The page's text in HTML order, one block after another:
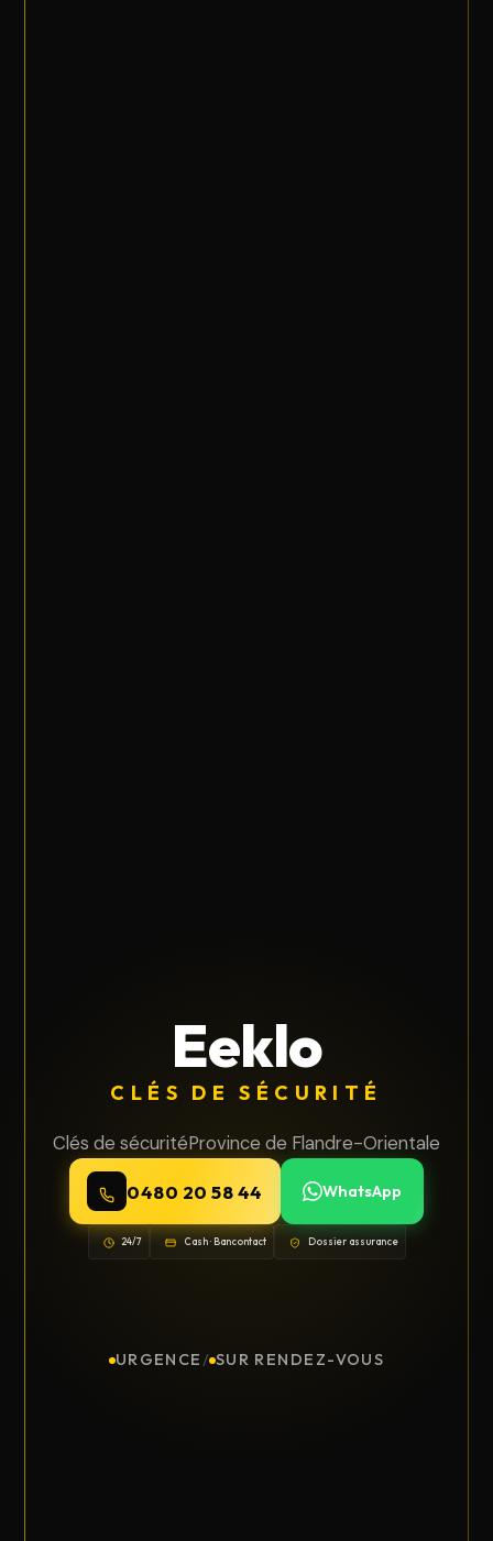
Eeklo
CLÉS DE SÉCURITÉ
Clés de sécuritéProvince de Flandre-Orientale
0480 20 58 44 WhatsApp
24/7 Cash · Bancontact Dossier assurance
URGENCE / SUR RENDEZ-VOUS